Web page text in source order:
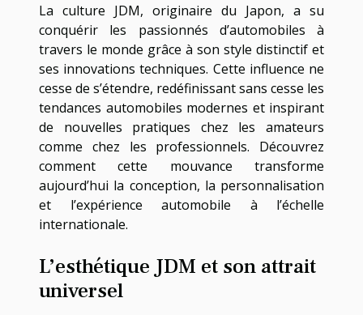
La culture JDM, originaire du Japon, a su
conquérir les passionnés d’automobiles à
travers le monde grâce à son style distinctif et
ses innovations techniques. Cette influence ne
cesse de s’étendre, redéfinissant sans cesse les
tendances automobiles modernes et inspirant
de nouvelles pratiques chez les amateurs
comme chez les professionnels. Découvrez
comment cette mouvance transforme
aujourd’hui la conception, la personnalisation
et l’expérience automobile à l’échelle
internationale.
L’esthétique JDM et son attrait
universel